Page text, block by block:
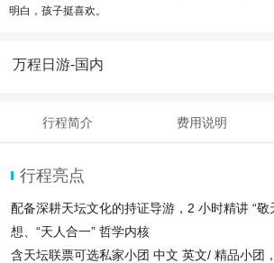
明白，孩子挺喜欢。
万程日游-国内
行程简介 费用说明
行程亮点
配备深耕天坛文化的持证导游，2 小时精讲 “敬
想、“天人合一” 哲学内核
含天坛联票可选私家小团 中文 英文/ 精品小团